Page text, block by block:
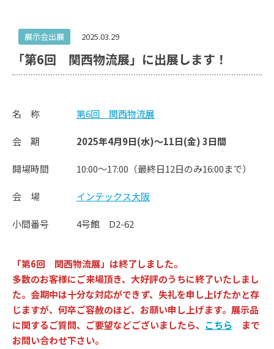
展示会出展 2025.03.29
「第6回 関西物流展」に出展します！
名 称 第6回 関西物流展
会 期 2025年4月9日(水)～11日(金) 3日間
開場時間 10:00～17:00（最終日12日のみ16:00まで）
会 場 インテックス大阪
小間番号 4号館 D2-62
「第6回 関西物流展」は終了しました。
多数のお客様にご来場頂き、大好評のうちに終了いたしまし
た。会期中は十分な対応ができず、失礼を申し上げたかと存
じますが、何卒ご容赦のほど、お願い申し上げます。展示品
に関するご質問、ご要望などございましたら、 こちら まで
お問い合わせ下さい。